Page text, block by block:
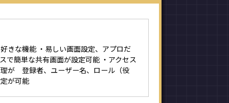
きな機能 ・易しい画面設定、アプロだ
で簡単な共有画面が設定可能 ・アクセス
が 登録者、ユーザー名、ロール（役
が可能